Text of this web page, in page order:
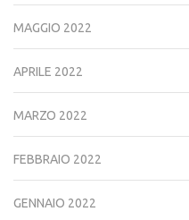
MAGGIO 2022
APRILE 2022
MARZO 2022
FEBBRAIO 2022
GENNAIO 2022